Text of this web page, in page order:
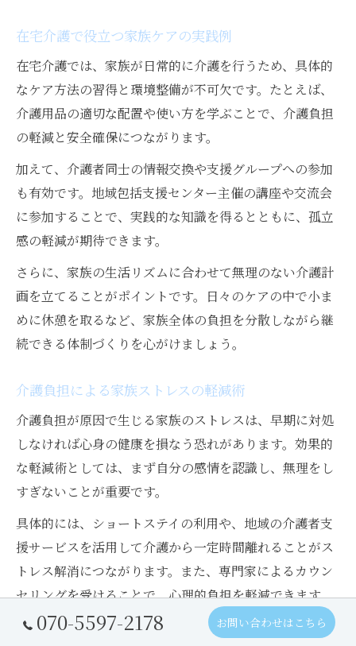
在宅介護で役立つ家族ケアの実践例
在宅介護では、家族が日常的に介護を行うため、具体的
なケア方法の習得と環境整備が不可欠です。たとえば、
介護用品の適切な配置や使い方を学ぶことで、介護負担
の軽減と安全確保につながります。
加えて、介護者同士の情報交換や支援グループへの参加
も有効です。地域包括支援センター主催の講座や交流会
に参加することで、実践的な知識を得るとともに、孤立
感の軽減が期待できます。
さらに、家族の生活リズムに合わせて無理のない介護計
画を立てることがポイントです。日々のケアの中で小ま
めに休憩を取るなど、家族全体の負担を分散しながら継
続できる体制づくりを心がけましょう。
介護負担による家族ストレスの軽減術
介護負担が原因で生じる家族のストレスは、早期に対処
しなければ心身の健康を損なう恐れがあります。効果的
な軽減術としては、まず自分の感情を認識し、無理をし
すぎないことが重要です。
具体的には、ショートステイの利用や、地域の介護者支
援サービスを活用して介護から一定時間離れることがス
トレス解消につながります。また、専門家によるカウン
セリングを受けることで、心理的負担を軽減できます。
さらに、介護者同士の交流会に参加し、同じ悩みを持つ
070-5597-2178 お問い合わせはこちら